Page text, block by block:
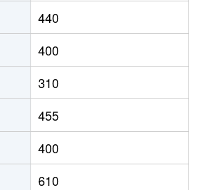
440
400
310
455
400
610